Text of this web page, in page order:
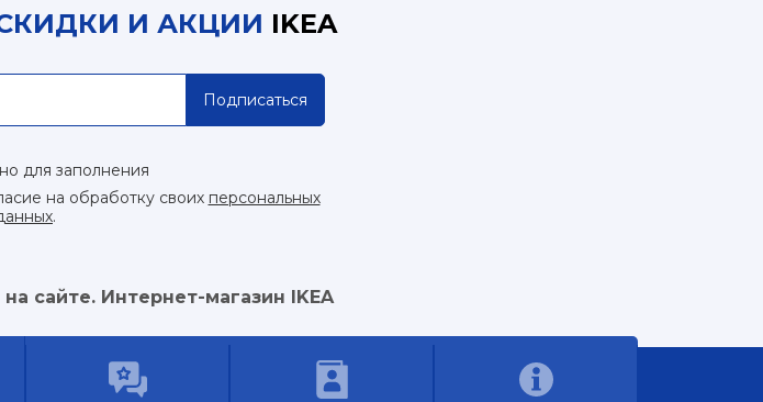
И АКЦИИ IKEA
Подписаться
для заполнения
на обработку своих персональных
.
сайте. Интернет-магазин IKEA